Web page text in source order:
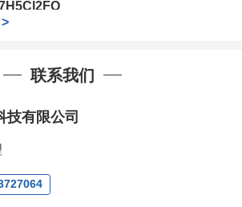
可根据客户需求进行分装
及科研单位先发货和
承担所有运费。
13393727064
东(欢迎致电
联系我们
技有限公司